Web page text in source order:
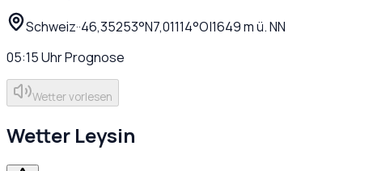
Schweiz··46,35253°N7,01114°O|1649m ü. NN
05:15UhrPrognose
Wetter vorlesen
Wetter Leysin